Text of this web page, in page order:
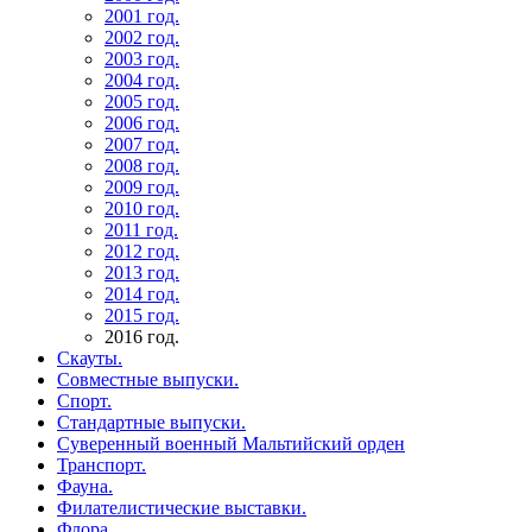
2001 год.
2002 год.
2003 год.
2004 год.
2005 год.
2006 год.
2007 год.
2008 год.
2009 год.
2010 год.
2011 год.
2012 год.
2013 год.
2014 год.
2015 год.
2016 год.
Скауты.
Совместные выпуски.
Спорт.
Стандартные выпуски.
Суверенный военный Мальтийский орден
Транспорт.
Фауна.
Филателистические выставки.